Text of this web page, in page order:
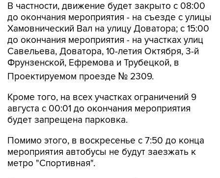
В частности, движение будет закрыто с 08:00
до окончания мероприятия - на съезде с улицы
Хамовнический Вал на улицу Доватора; с 15:00
до окончания мероприятия - на участках улиц
Савельева, Доватора, 10-летия Октября, 3-й
Фрунзенской, Ефремова и Трубецкой, в
Проектируемом проезде № 2309.
Кроме того, на всех участках ограничений 9
августа с 00:01 до окончания мероприятия
будет запрещена парковка.
Помимо этого, в воскресенье с 7:50 до конца
мероприятия автобусы не будут заезжать к
метро "Спортивная".